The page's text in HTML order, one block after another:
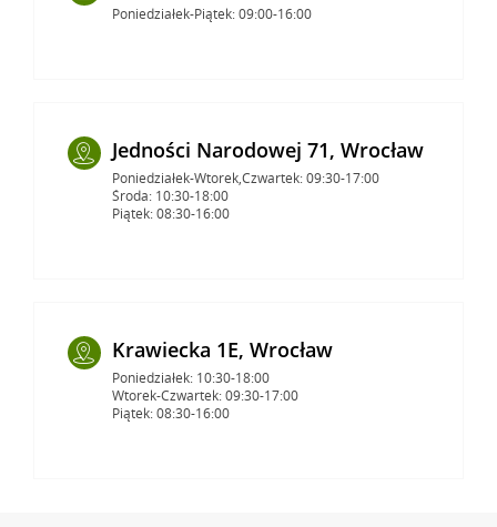
Poniedziałek-Piątek: 09:00-16:00
Jedności Narodowej 71, Wrocław
Poniedziałek-Wtorek,Czwartek: 09:30-17:00
Środa: 10:30-18:00
Piątek: 08:30-16:00
Krawiecka 1E, Wrocław
Poniedziałek: 10:30-18:00
Wtorek-Czwartek: 09:30-17:00
Piątek: 08:30-16:00